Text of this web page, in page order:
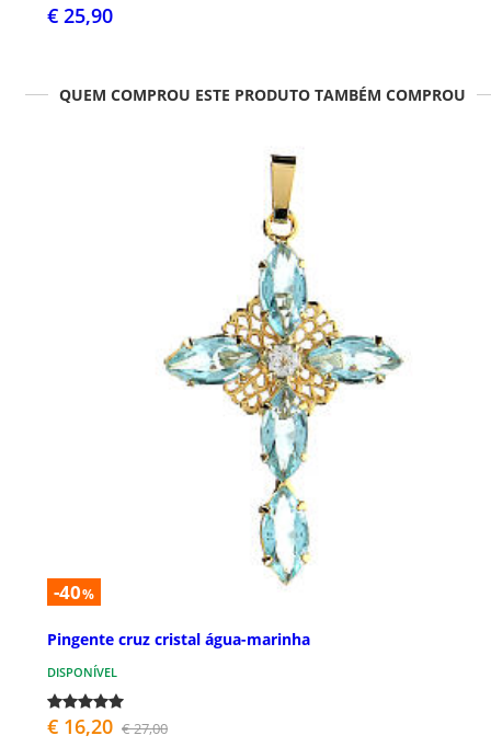
€ 25,90
QUEM COMPROU ESTE PRODUTO TAMBÉM COMPROU
-40%
Pingente cruz cristal água-marinha
DISPONÍVEL
€ 16,20 € 27,00